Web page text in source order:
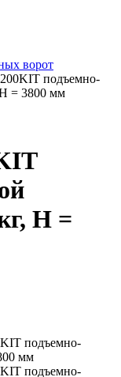
ворот
подъемно-
Н = 3800 мм
Н =